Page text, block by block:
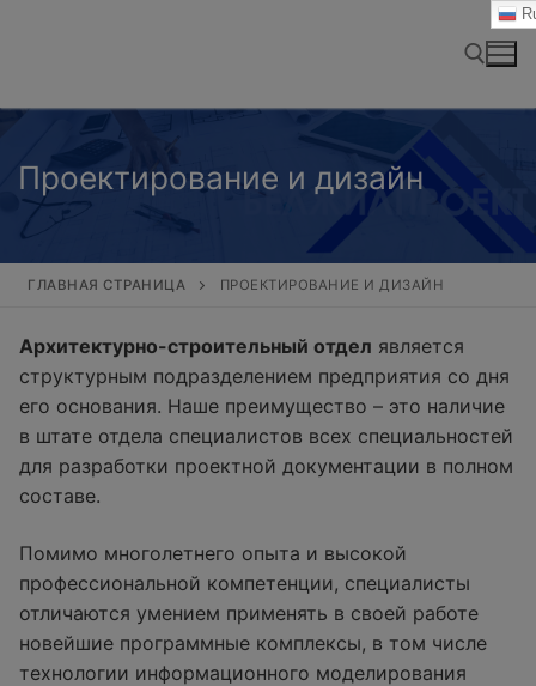
Проектирование и дизайн
ГЛАВНАЯ СТРАНИЦА ПРОЕКТИРОВАНИЕ И ДИЗАЙН
Архитектурно-строительный отдел является
структурным подразделением предприятия со дня
его основания. Наше преимущество – это наличие
в штате отдела специалистов всех специальностей
для разработки проектной документации в полном
составе.
Помимо многолетнего опыта и высокой
профессиональной компетенции, специалисты
отличаются умением применять в своей работе
новейшие программные комплексы, в том числе
технологии информационного моделирования